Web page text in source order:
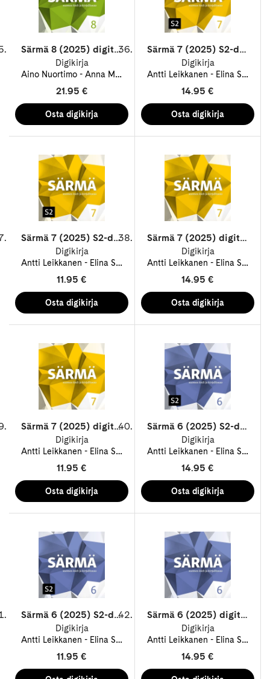
Särmä 8 (2025) digitehtävät 12 kk ONL
Digikirja
Aino Nuortimo Anna Marin Eeva Nieminen Salla Seuri
21.95 €
Särmä 7 (2025) S2-digitehtävät 48 kk ONL
Digikirja
Antti Leikkanen Elina Suutari
14.95 €
Särmä 7 (2025) S2-digitehtävät 12 kk ONL
Digikirja
Antti Leikkanen Elina Suutari Elina Tarvas-Koskela Salla-
11.95 €
Särmä 7 (2025) digitehtävät 48 kk ONL
Digikirja
Antti Leikkanen Elina Suutari
14.95 €
Särmä 7 (2025) digitehtävät 12 kk ONL
Digikirja
Antti Leikkanen Elina Suutari Sari Kuohukoski Tiina Stara
11.95 €
Särmä 6 (2025) S2-digitehtävät 48 kk ONL
Digikirja
Antti Leikkanen Elina Suutari
14.95 €
Särmä 6 (2025) S2-digitehtävät 12 kk ONL
Digikirja
Antti Leikkanen Elina Suutari Elina Tarvas-Koskela Salla-
11.95 €
Särmä 6 (2025) digitehtävät 48 kk ONL
Digikirja
Antti Leikkanen Elina Suutari
14.95 €